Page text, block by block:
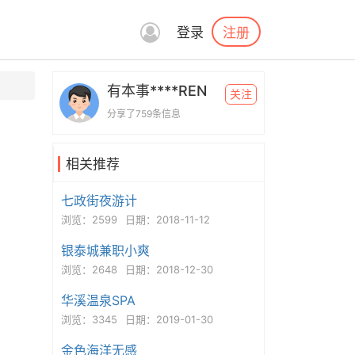
登录 注册
有本事****REN
分享了759条信息
关注
相关推荐
七政街夜游计
浏览：2599 日期：2018-11-12
银泰城兼职小爽
浏览：2648 日期：2018-12-30
华溪温泉SPA
浏览：3345 日期：2019-01-30
金色海洋无感